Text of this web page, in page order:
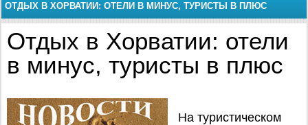
ОТДЫХ В ХОРВАТИИ: ОТЕЛИ В МИНУС, ТУРИСТЫ В ПЛЮС
Отдых в Хорватии: отели
в минус, туристы в плюс
На туристическом